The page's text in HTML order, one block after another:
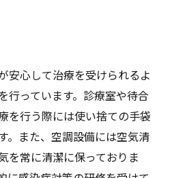
安心して治療を受けられるよ
行っています。診療室や待合
を行う際には使い捨ての手袋
。また、空調設備には空気清
を常に清潔に保っておりま